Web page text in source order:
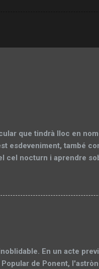
que tindrà lloc en
esdeveniment, també
cel nocturn i aprendre
i una segona
socis de la Societat
Des d'on es podrà veure
En un acte
de Ponent,